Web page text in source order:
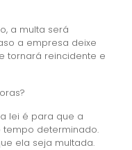
a multa será
a empresa deixe
tornará reincidente e
lei é para que a
determinado.
ela seja multada.